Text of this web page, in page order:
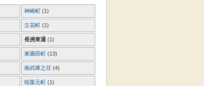
神崎町 (1)
立花町 (1)
長洲東通 (1)
東園田町 (13)
南武庫之荘 (4)
稲葉元町 (1)